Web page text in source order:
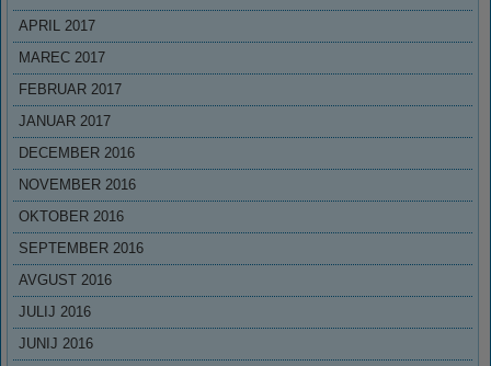
APRIL 2017
MAREC 2017
FEBRUAR 2017
JANUAR 2017
DECEMBER 2016
NOVEMBER 2016
OKTOBER 2016
SEPTEMBER 2016
AVGUST 2016
JULIJ 2016
JUNIJ 2016